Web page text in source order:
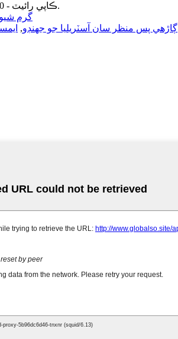
© ڪاپي رائيٽ - 2010-2022: سڀ حق محفوظ آهن.
گرم
ڳاڙهي پس منظر سان آسٽريليا جو جهنڊو,